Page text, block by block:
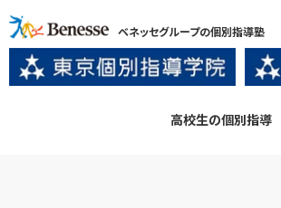
ベネッセグループの個別指導塾
高校生の個別指導